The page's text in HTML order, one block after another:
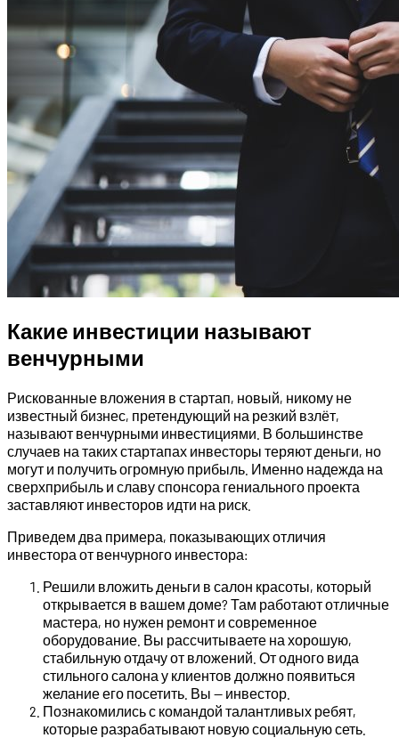
Какие инвестиции называют
венчурными
Рискованные вложения в стартап, новый, никому не
известный бизнес, претендующий на резкий взлёт,
называют венчурными инвестициями. В большинстве
случаев на таких стартапах инвесторы теряют деньги, но
могут и получить огромную прибыль. Именно надежда на
сверхприбыль и славу спонсора гениального проекта
заставляют инвесторов идти на риск.
Приведем два примера, показывающих отличия
инвестора от венчурного инвестора:
Решили вложить деньги в салон красоты, который
открывается в вашем доме? Там работают отличные
мастера, но нужен ремонт и современное
оборудование. Вы рассчитываете на хорошую,
стабильную отдачу от вложений. От одного вида
стильного салона у клиентов должно появиться
желание его посетить. Вы — инвестор.
Познакомились с командой талантливых ребят,
которые разрабатывают новую социальную сеть.